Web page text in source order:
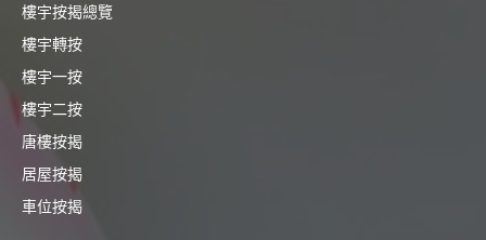
樓宇按揭總覽
樓宇轉按
樓宇一按
樓宇二按
唐樓按揭
居屋按揭
車位按揭